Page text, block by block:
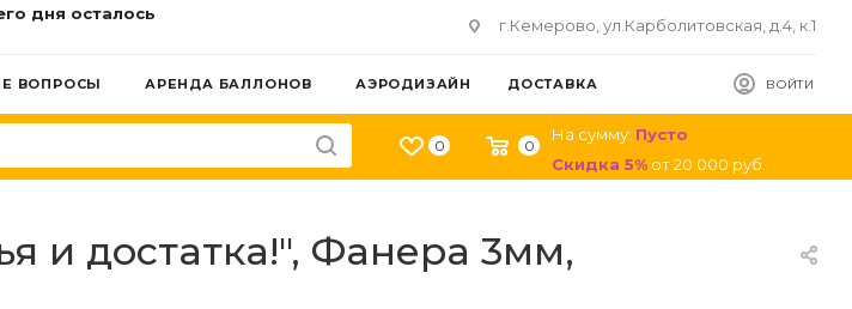
дня осталось
г.Кемерово, ул.Карболитовская, д.4, к.1
ВОЙТИ
ВОПРОСЫ АРЕНДА БАЛЛОНОВ АЭРОДИЗАЙН ДОСТАВКА
0 0
На сумму: Пусто
Скидка 5% от20 000 руб.
и достатка!", Фанера 3мм,